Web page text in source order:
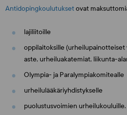
Antidopingkoulutuksetovat
lajiliitoille
oppilaitoksille (urheilupainotteiset
aste, urheiluakatemiat, liikunta-
Olympia- ja Paralympiakomitealle
urheilulääkäriyhdistykselle
puolustusvoimien urheilukouluille.